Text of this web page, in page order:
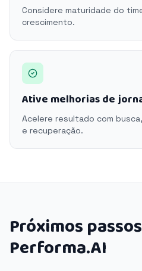
Considere maturidade do
crescimento.
Ative melhorias de
Acelere resultado com
e recuperação.
Próximos
Performa.AI